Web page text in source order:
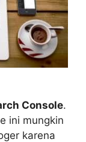
Console.
ini mungkin
karena